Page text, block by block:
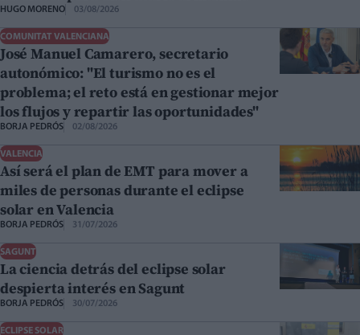
HUGO MORENO 03/08/2026
COMUNITAT VALENCIANA
José Manuel Camarero, secretario
autonómico: "El turismo no es el
problema; el reto está en gestionar mejor
los flujos y repartir las oportunidades"
BORJA PEDRÓS 02/08/2026
VALENCIA
Así será el plan de EMT para mover a
miles de personas durante el eclipse
solar en Valencia
BORJA PEDRÓS 31/07/2026
SAGUNT
La ciencia detrás del eclipse solar
despierta interés en Sagunt
BORJA PEDRÓS 30/07/2026
ECLIPSE SOLAR